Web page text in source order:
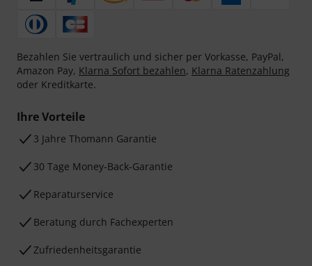
Bezahlen Sie vertraulich und sicher per Vorkasse, PayPal,
Amazon Pay, Klarna Sofort bezahlen, Klarna Ratenzahlung
oder Kreditkarte.
Ihre Vorteile
3 Jahre Thomann Garantie
30 Tage Money-Back-Garantie
Reparaturservice
Beratung durch Fachexperten
Zufriedenheitsgarantie